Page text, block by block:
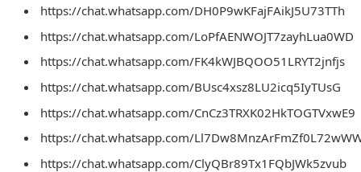
https://chat.whatsapp.com/DH0P9wKFajFAikJ5U73TTh
https://chat.whatsapp.com/LoPfAENWOJT7zayhLua0WD
https://chat.whatsapp.com/FK4kWJBQOO51LRYT2jnfjs
https://chat.whatsapp.com/BUsc4xsz8LU2icq5IyTUsG
https://chat.whatsapp.com/CnCz3TRXK02HkTOGTVxwE9
https://chat.whatsapp.com/
https://chat.whatsapp.com/ClyQBr89Tx1FQbJWk5zvub